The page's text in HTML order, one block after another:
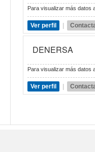
Para visualizar más datos
Ver perfil
DENERSA
Para visualizar más datos
Ver perfil